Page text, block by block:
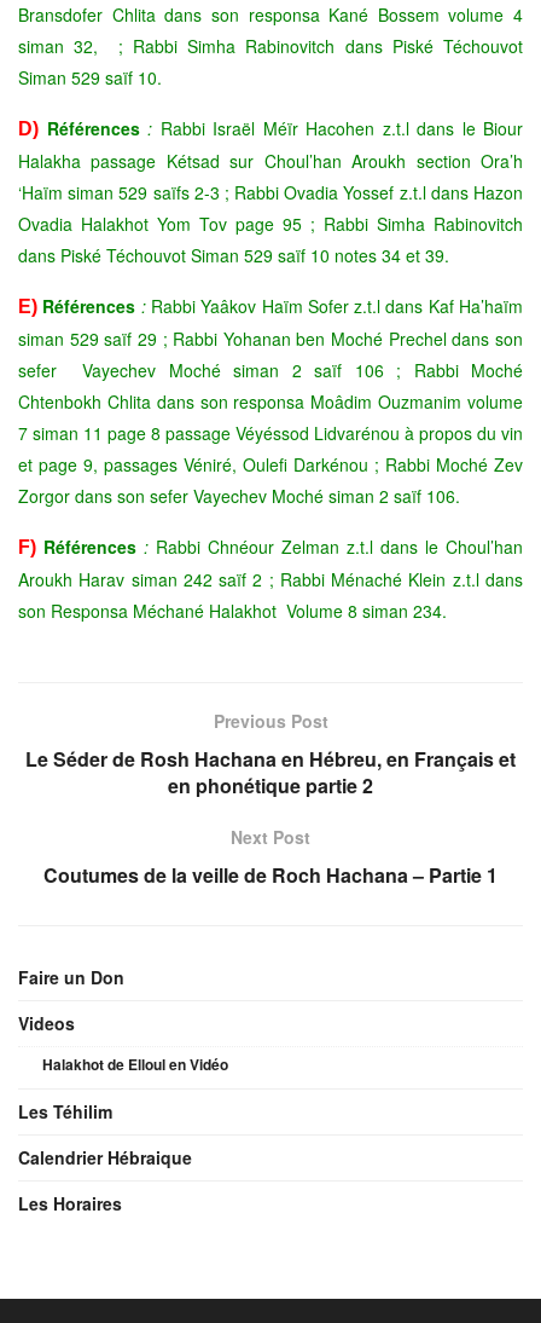
Bransdofer Chlita dans son responsa Kané Bossem volume 4
siman 32, ; Rabbi Simha Rabinovitch dans Piské Téchouvot
Siman 529 saïf 10.
D) Références: Rabbi Israël Méïr Hacohen z.t.l dans le Biour
Halakha passage Kétsad sur Choul’han Aroukh section Ora’h
‘Haïm siman 529 saïfs 2-3 ; Rabbi Ovadia Yossef z.t.l dans Hazon
Ovadia Halakhot Yom Tov page 95 ; Rabbi Simha Rabinovitch
dans Piské Téchouvot Siman 529 saïf 10 notes 34 et 39.
E) Références : Rabbi Yaâkov Haïm Sofer z.t.l dans Kaf Ha’haïm
siman 529 saïf 29 ; Rabbi Yohanan ben Moché Prechel dans son
sefer Vayechev Moché siman 2 saïf 106 ; Rabbi Moché
Chtenbokh Chlita dans son responsa Moâdim Ouzmanim volume
7 siman 11 page 8 passage Véyéssod Lidvarénou à propos du vin
et page 9, passages Véniré, Oulefi Darkénou ; Rabbi Moché Zev
Zorgor dans son sefer Vayechev Moché siman 2 saïf 106.
F) Références : Rabbi Chnéour Zelman z.t.l dans le Choul’han
Aroukh Harav siman 242 saïf 2 ; Rabbi Ménaché Klein z.t.l dans
son Responsa Méchané Halakhot Volume 8 siman 234.
Previous Post
Le Séder de Rosh Hachana en Hébreu, en Français et
en phonétique partie 2
Next Post
Coutumes de la veille de Roch Hachana – Partie 1
Faire un Don
Videos
Halakhot de Elloul en Vidéo
Les Téhilim
Calendrier Hébraique
Les Horaires